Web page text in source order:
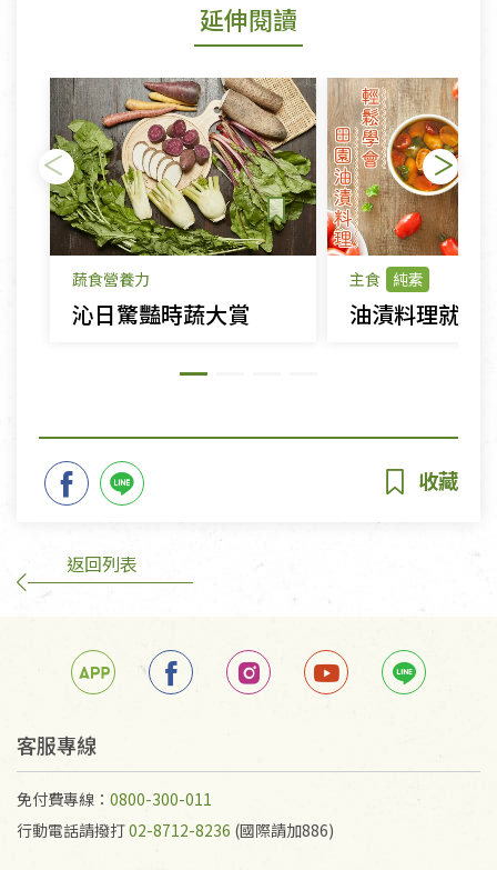
延伸閱讀
蔬食營養力
沁日驚豔時蔬大賞
主食 純素
返回列表
客服專線
免付費專線： 0800-300-011
行動電話請撥打02-8712-8236 (國際請加886)